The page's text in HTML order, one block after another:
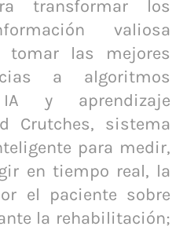
transformar los
valiosa
tomar las mejores
a algoritmos
y aprendizaje
Crutches, sistema
para medir,
en tiempo real, la
el paciente sobre
la rehabilitación;